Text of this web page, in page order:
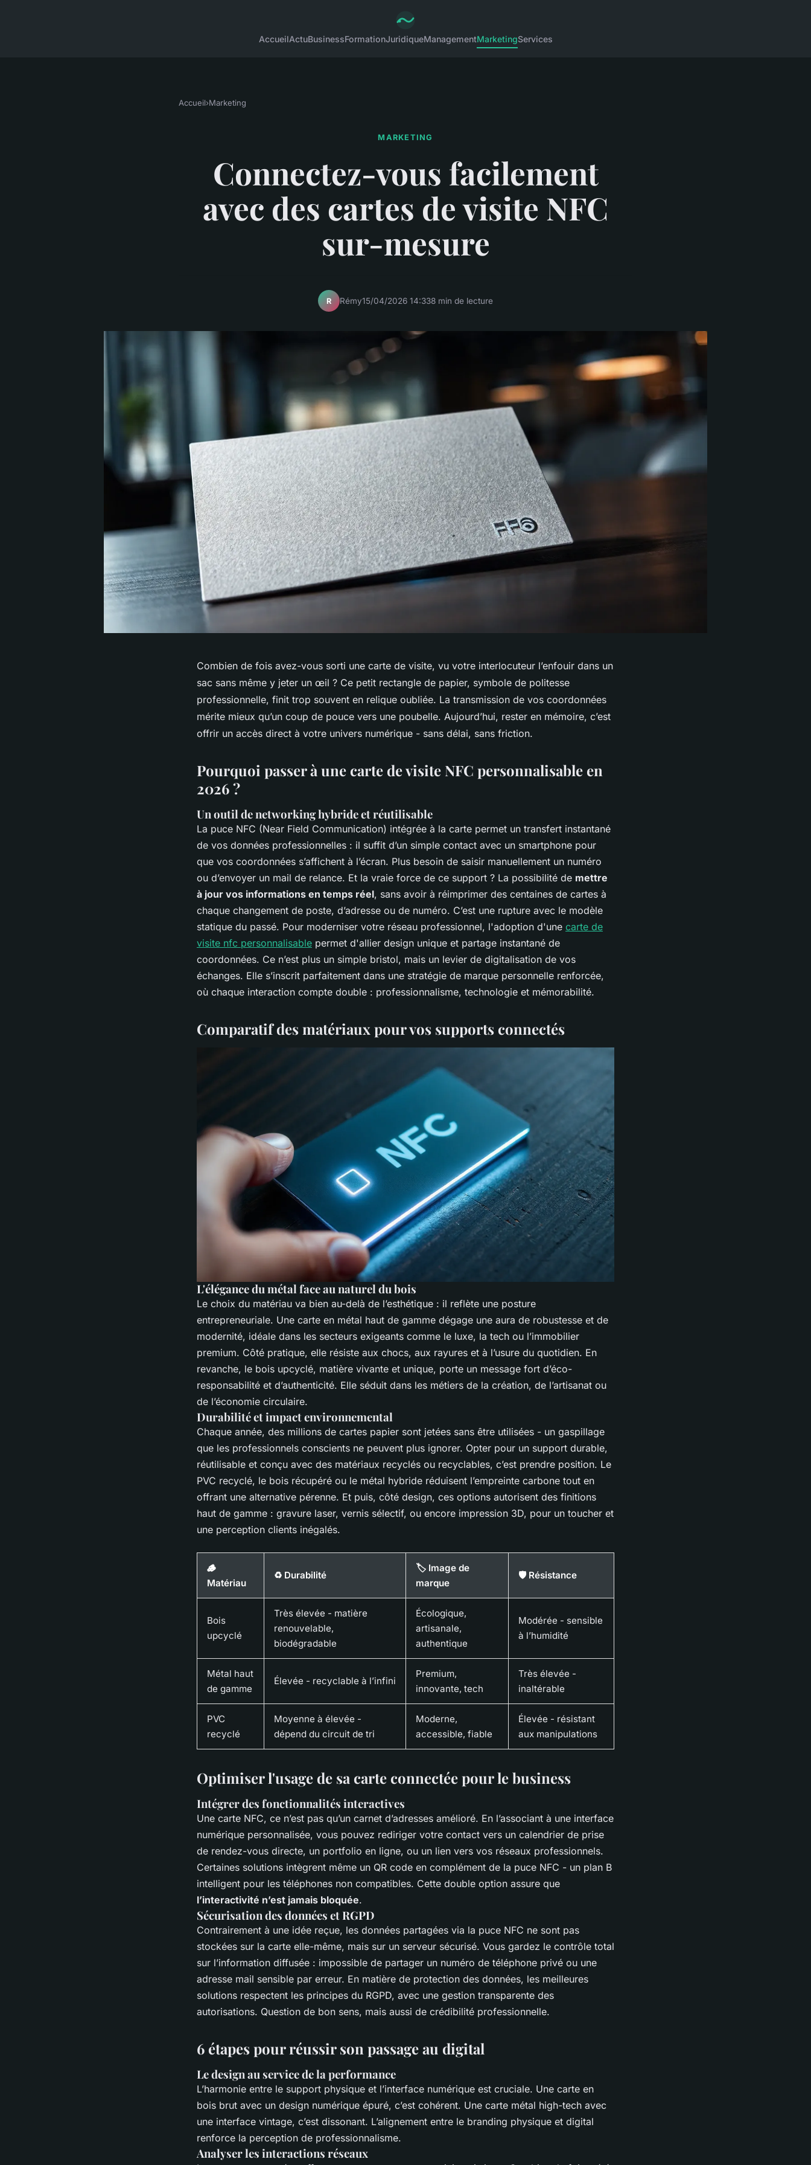
AccueilActuBusinessFormationJuridiqueManagementMarketingServices
Accueil›Marketing
MARKETING
Connectez-vous facilement
avec des cartes de visite NFC
sur-mesure
R Rémy15/04/2026 14:338 min de lecture
Combien de fois avez-vous sorti une carte de visite, vu votre interlocuteur l’enfouir dans un
sac sans même y jeter un œil ? Ce petit rectangle de papier, symbole de politesse
professionnelle, finit trop souvent en relique oubliée. La transmission de vos coordonnées
mérite mieux qu’un coup de pouce vers une poubelle. Aujourd’hui, rester en mémoire, c’est
offrir un accès direct à votre univers numérique - sans délai, sans friction.
Pourquoi passer à une carte de visite NFC personnalisable en
2026 ?
Un outil de networking hybride et réutilisable
La puce NFC (Near Field Communication) intégrée à la carte permet un transfert instantané
de vos données professionnelles : il suffit d’un simple contact avec un smartphone pour
que vos coordonnées s’affichent à l’écran. Plus besoin de saisir manuellement un numéro
ou d’envoyer un mail de relance. Et la vraie force de ce support ? La possibilité de mettre
à jour vos informations en temps réel, sans avoir à réimprimer des centaines de cartes à
chaque changement de poste, d’adresse ou de numéro. C’est une rupture avec le modèle
statique du passé. Pour moderniser votre réseau professionnel, l'adoption d'une carte de
visite nfc personnalisable permet d'allier design unique et partage instantané de
coordonnées. Ce n’est plus un simple bristol, mais un levier de digitalisation de vos
échanges. Elle s’inscrit parfaitement dans une stratégie de marque personnelle renforcée,
où chaque interaction compte double : professionnalisme, technologie et mémorabilité.
Comparatif des matériaux pour vos supports connectés
L'élégance du métal face au naturel du bois
Le choix du matériau va bien au-delà de l’esthétique : il reflète une posture
entrepreneuriale. Une carte en métal haut de gamme dégage une aura de robustesse et de
modernité, idéale dans les secteurs exigeants comme le luxe, la tech ou l’immobilier
premium. Côté pratique, elle résiste aux chocs, aux rayures et à l’usure du quotidien. En
revanche, le bois upcyclé, matière vivante et unique, porte un message fort d’éco-
responsabilité et d’authenticité. Elle séduit dans les métiers de la création, de l’artisanat ou
de l’économie circulaire.
Durabilité et impact environnemental
Chaque année, des millions de cartes papier sont jetées sans être utilisées - un gaspillage
que les professionnels conscients ne peuvent plus ignorer. Opter pour un support durable,
réutilisable et conçu avec des matériaux recyclés ou recyclables, c’est prendre position. Le
PVC recyclé, le bois récupéré ou le métal hybride réduisent l’empreinte carbone tout en
offrant une alternative pérenne. Et puis, côté design, ces options autorisent des finitions
haut de gamme : gravure laser, vernis sélectif, ou encore impression 3D, pour un toucher et
une perception clients inégalés.
🪵
Matériau
♻️ Durabilité
🏷️ Image de
marque
🛡️ Résistance
Bois
upcyclé
Très élevée - matière
renouvelable,
biodégradable
Écologique,
artisanale,
authentique
Modérée - sensible
à l’humidité
Métal haut
de gamme
Élevée - recyclable à l’infini
Premium,
innovante, tech
Très élevée -
inaltérable
PVC
recyclé
Moyenne à élevée -
dépend du circuit de tri
Moderne,
accessible, fiable
Élevée - résistant
aux manipulations
Optimiser l'usage de sa carte connectée pour le business
Intégrer des fonctionnalités interactives
Une carte NFC, ce n’est pas qu’un carnet d’adresses amélioré. En l’associant à une interface
numérique personnalisée, vous pouvez rediriger votre contact vers un calendrier de prise
de rendez-vous directe, un portfolio en ligne, ou un lien vers vos réseaux professionnels.
Certaines solutions intègrent même un QR code en complément de la puce NFC - un plan B
intelligent pour les téléphones non compatibles. Cette double option assure que
l’interactivité n’est jamais bloquée.
Sécurisation des données et RGPD
Contrairement à une idée reçue, les données partagées via la puce NFC ne sont pas
stockées sur la carte elle-même, mais sur un serveur sécurisé. Vous gardez le contrôle total
sur l’information diffusée : impossible de partager un numéro de téléphone privé ou une
adresse mail sensible par erreur. En matière de protection des données, les meilleures
solutions respectent les principes du RGPD, avec une gestion transparente des
autorisations. Question de bon sens, mais aussi de crédibilité professionnelle.
6 étapes pour réussir son passage au digital
Le design au service de la performance
L’harmonie entre le support physique et l’interface numérique est cruciale. Une carte en
bois brut avec un design numérique épuré, c’est cohérent. Une carte métal high-tech avec
une interface vintage, c’est dissonant. L’alignement entre le branding physique et digital
renforce la perception de professionnalisme.
Analyser les interactions réseaux